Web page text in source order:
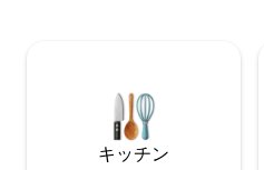
キッチン